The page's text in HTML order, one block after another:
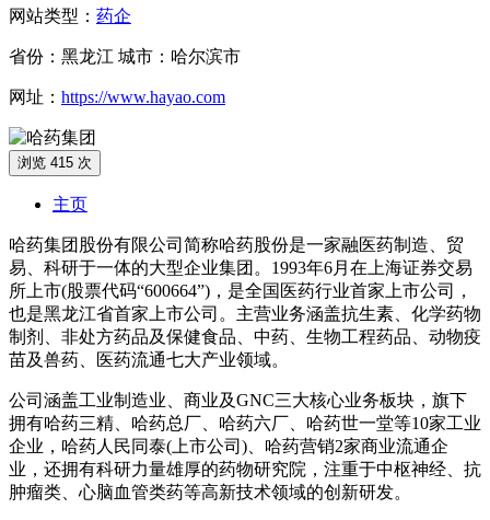
网站类型： 药企
省份：黑龙江 城市：哈尔滨市
网址： https://www.hayao.com
浏览 415 次
主页
哈药集团股份有限公司简称哈药股份是一家融医药制造、贸
易、科研于一体的大型企业集团。1993年6月在上海证券交易
所上市(股票代码“600664”)，是全国医药行业首家上市公司，
也是黑龙江省首家上市公司。主营业务涵盖抗生素、化学药物
制剂、非处方药品及保健食品、中药、生物工程药品、动物疫
苗及兽药、医药流通七大产业领域。
公司涵盖工业制造业、商业及GNC三大核心业务板块，旗下
拥有哈药三精、哈药总厂、哈药六厂、哈药世一堂等10家工业
企业，哈药人民同泰(上市公司)、哈药营销2家商业流通企
业，还拥有科研力量雄厚的药物研究院，注重于中枢神经、抗
肿瘤类、心脑血管类药等高新技术领域的创新研发。